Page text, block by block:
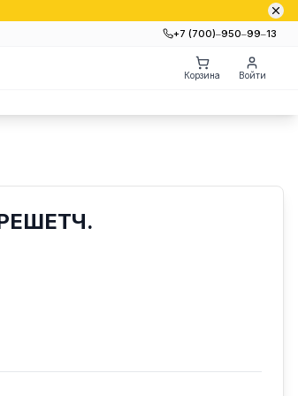
+7 (700)‒950‒99‒13
Корзина Войти